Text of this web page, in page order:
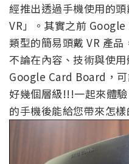
經推出透過手機使用的
VR」。其實之前
類型的簡易頭戴 VR 產品
不論在內容、技術與使
Google Card Board，
好幾個層級!!!一起來體
的手機後能給您帶來怎樣